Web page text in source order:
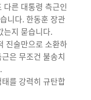
다른 대통령 측근인
니다. 한동훈 장관
는지 묻습니다.
진술만으로 소환하
은 무조건 불송치
를 강력히 규탄합